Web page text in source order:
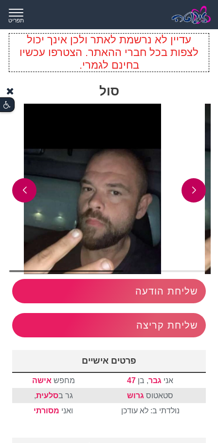
תפריט
עדיין לא נרשמת לאתר ולכן אינך יכול
לצפות בכל חברי ההאתר. הצטרפו עכשיו
בחינם לגמרי.
סול
שליחת הודעה
שליחת קריצה
פרטים אישיים
אני גבר, בן 47 מחפש אישה
סטאטוס גרוש גר בסלעית,
נולדתי ב: לא עודכן
ואני מסורתי